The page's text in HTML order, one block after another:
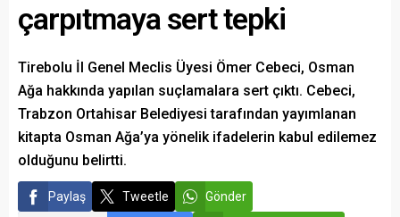
çarpıtmaya sert tepki
Tirebolu İl Genel Meclis Üyesi Ömer Cebeci, Osman
Ağa hakkında yapılan suçlamalara sert çıktı. Cebeci,
Trabzon Ortahisar Belediyesi tarafından yayımlanan
kitapta Osman Ağa’ya yönelik ifadelerin kabul edilemez
olduğunu belirtti.
Paylaş Tweetle Gönder